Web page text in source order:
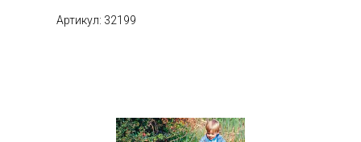
Артикул: 32199